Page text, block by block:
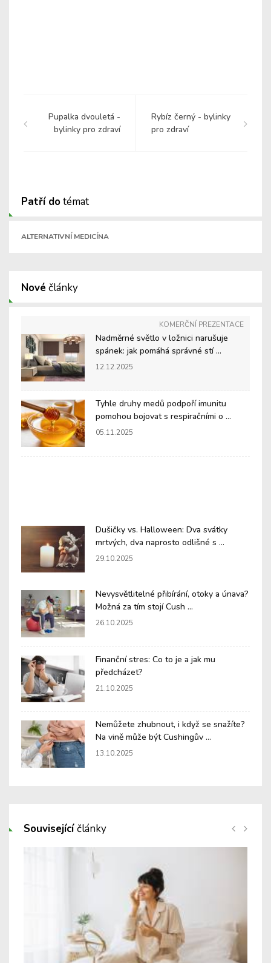
Pupalka dvouletá -
bylinky pro zdraví
Rybíz černý - bylinky
pro zdraví
Patří dotémat
ALTERNATIVNÍ MEDICÍNA
Nové články
KOMERČNÍ PREZENTACE
Nadměrné světlo v ložnici narušuje
spánek: jak pomáhá správné stí ...
12.12.2025
Tyhle druhy medů podpoří imunitu
pomohou bojovat s respiračními o ...
05.11.2025
Dušičky vs. Halloween: Dva svátky
mrtvých, dva naprosto odlišné s ...
29.10.2025
Nevysvětlitelné přibírání, otoky a únava?
Možná za tím stojí Cush ...
26.10.2025
Finanční stres: Co to je a jak mu
předcházet?
21.10.2025
Nemůžete zhubnout, i když se snažíte?
Na vině může být Cushingův ...
13.10.2025
Souvisejícíčlánky